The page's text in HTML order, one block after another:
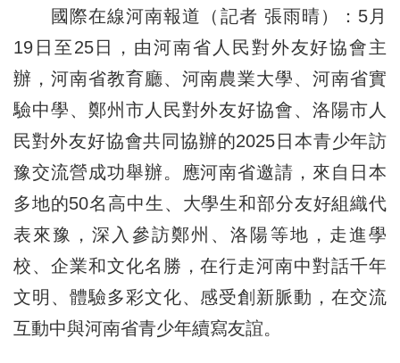
國際在線河南報道（記者 張雨晴）：5月
19日至25日，由河南省人民對外友好協會主
辦，河南省教育廳、河南農業大學、河南省實
驗中學、鄭州市人民對外友好協會、洛陽市人
民對外友好協會共同協辦的2025日本青少年訪
豫交流營成功舉辦。應河南省邀請，來自日本
多地的50名高中生、大學生和部分友好組織代
表來豫，深入參訪鄭州、洛陽等地，走進學
校、企業和文化名勝，在行走河南中對話千年
文明、體驗多彩文化、感受創新脈動，在交流
互動中與河南省青少年續寫友誼。